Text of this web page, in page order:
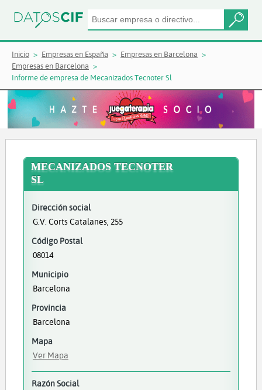
Inicio Empresas en España
Empresas en Barcelona
Empresas en Barcelona
Informe de empresa de Mecanizados Tecnoter Sl
MECANIZADOS TECNOTER
SL
Dirección social
G.V. Corts Catalanes, 255
Código Postal
08014
Municipio
Barcelona
Provincia
Barcelona
Mapa
Ver Mapa
Razón Social